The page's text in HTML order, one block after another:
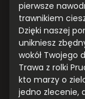
pierwsze
trawnikiem
Dzięki naszej
unikniesz
wokół Twojego
Trawa z rolki
kto marzy o
jedno zlecenie,